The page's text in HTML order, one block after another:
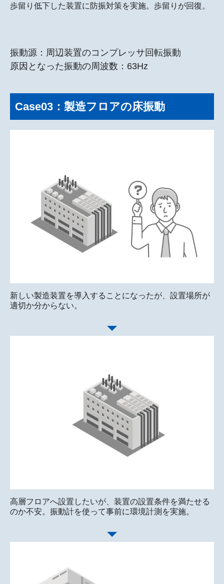
歩留り低下した装置に防振対策を実施。歩留りが回復。
振動源：周辺装置のコンプレッサ回転振動
原因となった振動の周波数：63Hz
Case03：製造フロアの床振動
新しい製造装置を導入することになったが、設置場所が
適切か分からない。
高層フロアへ設置したいが、装置の設置条件を満たせる
のか不安。振動計を使って事前に環境計測を実施。